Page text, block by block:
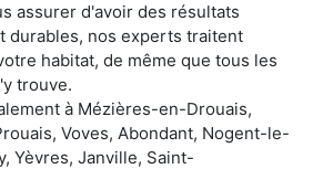
assurer d'avoir des résultats
durables, nos experts traitent
habitat, de même que tous les
trouve.
à Mézières-en-Drouais,
Voves, Abondant, Nogent-le-
Yèvres, Janville, Saint-